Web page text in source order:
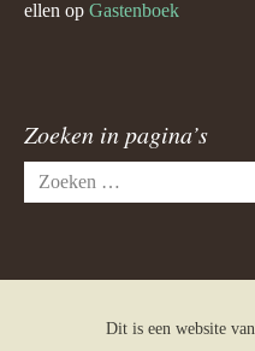
ellen op Gastenboek
Zoeken in pagina’s
Zoeken
naar:
Dit is een website van